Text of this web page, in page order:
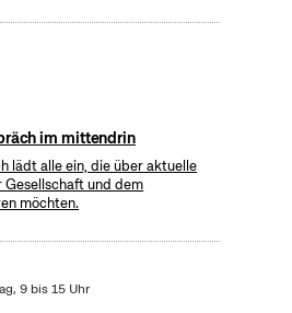
im mittendrin
lädt alle ein, die über aktuelle
Gesellschaft und dem
möchten.
9 bis 15 Uhr